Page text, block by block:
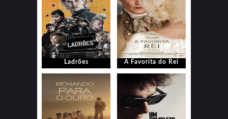
Ladrões A Favorita do Rei